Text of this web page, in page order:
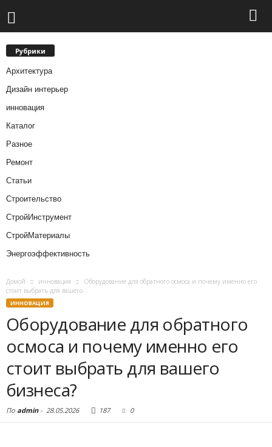
Рубрики
Архитектура
Дизайн интерьер
инновация
Каталог
Разное
Ремонт
Статьи
Строительство
СтройИнструмент
СтройМатериалы
Энергоэффективность
Домой инновация
Оборудование для обратного осмоса и почему именно его
стоит выбрать для вашего...
ИННОВАЦИЯ
Оборудование для обратного
осмоса и почему именно его
стоит выбрать для вашего
бизнеса?
По admin- 28.05.2026 187 0